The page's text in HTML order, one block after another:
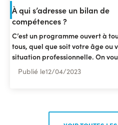
À qui s’adresse un bilan de
compétences ?
C’est un programme ouvert à
tous, quel que soit votre âge ou
situation professionnelle. On
Publié le12/04/2023